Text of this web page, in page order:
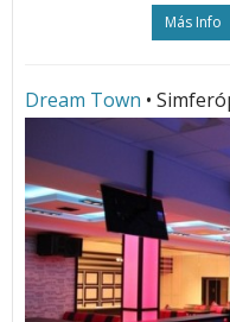
Más Info
Dream Town •